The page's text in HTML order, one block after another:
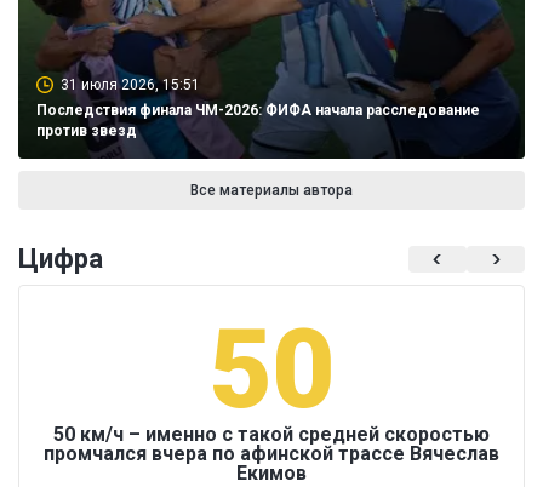
31 июля 2026, 15:51
Последствия финала ЧМ-2026: ФИФА начала расследование
против звезд
Все материалы автора
Цифра
50
50 км/ч – именно с такой средней скоростью
промчался вчера по афинской трассе Вячеслав
Екимов